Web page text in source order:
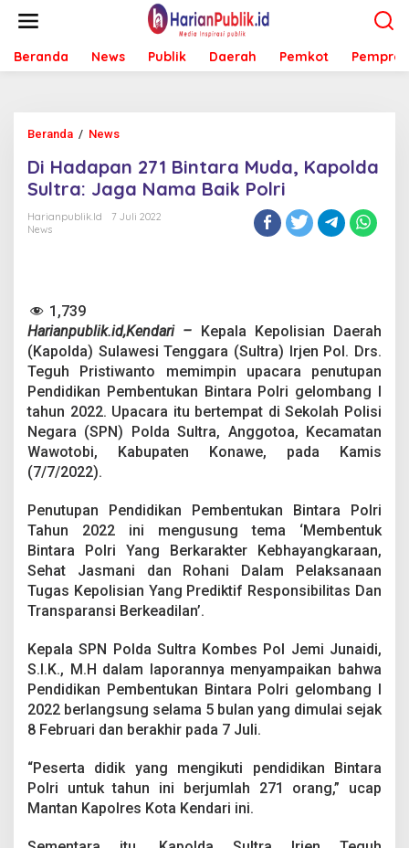
t
Beranda News Publik Daerah Pemkot Pemprov
Beranda / News
H
a
d
a
B
i
t
a
r
a
M
,
o
l
d
S
u
l
t
r
a
J
a
g
a
a
Di Hadapan 271 Bintara Muda, Kapolda
Sultra: Jaga Nama Baik Polri
Harianpublik.id
7 Juli 2022
News
1,739
Harianpublik.id,Kendari – Kepala Kepolisian Daerah
(Kapolda) Sulawesi Tenggara (Sultra) Irjen Pol. Drs.
Teguh Pristiwanto memimpin upacara penutupan
Pendidikan Pembentukan Bintara Polri gelombang I
tahun 2022. Upacara itu bertempat di Sekolah Polisi
Negara (SPN) Polda Sultra, Anggotoa, Kecamatan
Wawotobi, Kabupaten Konawe, pada Kamis
(7/7/2022).
Penutupan Pendidikan Pembentukan Bintara Polri
Tahun 2022 ini mengusung tema ‘Membentuk
Bintara Polri Yang Berkarakter Kebhayangkaraan,
Sehat Jasmani dan Rohani Dalam Pelaksanaan
Tugas Kepolisian Yang Prediktif Responsibilitas Dan
Transparansi Berkeadilan’.
Kepala SPN Polda Sultra Kombes Pol Jemi Junaidi,
S.I.K., M.H dalam laporannya menyampaikan bahwa
Pendidikan Pembentukan Bintara Polri gelombang I
2022 berlangsung selama 5 bulan yang dimulai sejak
8 Februari dan berakhir pada 7 Juli.
“Peserta didik yang mengikuti pendidikan Bintara
Polri untuk tahun ini berjumlah 271 orang,” ucap
Mantan Kapolres Kota Kendari ini.